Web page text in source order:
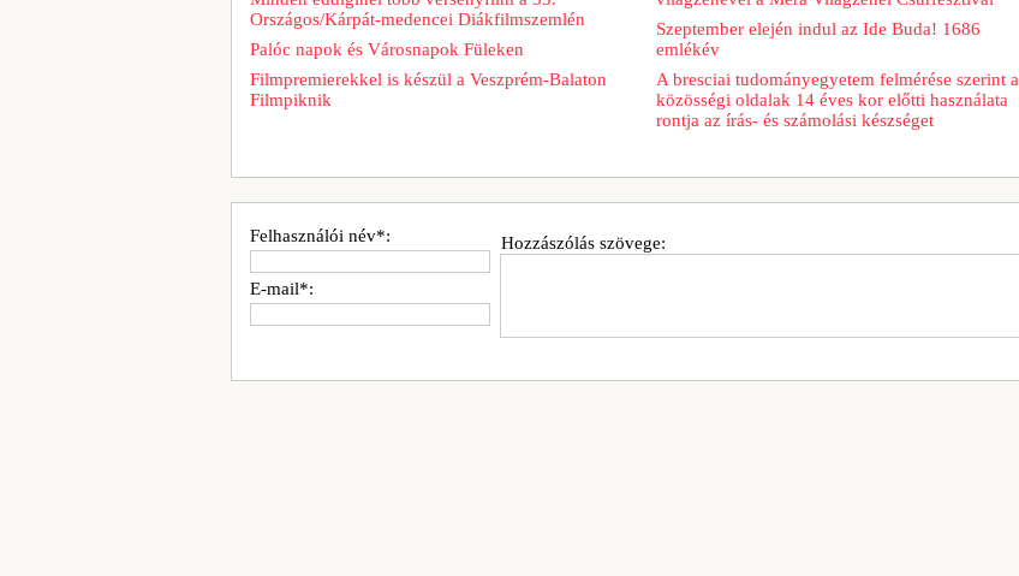
Országos/Kárpát-medencei Diákfilmszemlén
Palóc napok és Városnapok Füleken
Filmpremierekkel is készül a Veszprém-Balaton
Filmpiknik
Szeptember elején indul az Ide Buda! 1686
emlékév
A bresciai tudományegyetem felmérése szerint a
közösségi oldalak 14 éves kor előtti használata
rontja az írás- és számolási készséget
Hozzászólás szövege:
Felhasználói név*:
E-mail*: